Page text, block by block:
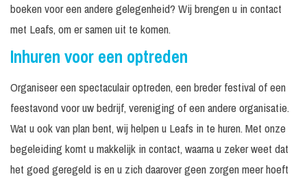
boeken voor een andere gelegenheid? Wij brengen u in contact
met Leafs, om er samen uit te komen.
Inhuren voor een optreden
Organiseer een spectaculair optreden, een breder festival of een
feestavond voor uw bedrijf, vereniging of een andere organisatie.
Wat u ook van plan bent, wij helpen u Leafs in te huren. Met onze
begeleiding komt u makkelijk in contact, waarna u zeker weet dat
het goed geregeld is en u zich daarover geen zorgen meer hoeft